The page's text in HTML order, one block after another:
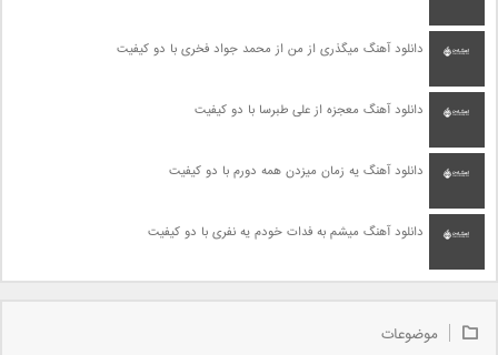
دانلود آهنگ میگذری از من از محمد جواد فخری با دو کیفیت
دانلود آهنگ معجزه از علی طبرسا با دو کیفیت
دانلود آهنگ یه زمان میزدن همه دورم با دو کیفیت
دانلود آهنگ میشم به فدات خودم یه نفری با دو کیفیت
موضوعات